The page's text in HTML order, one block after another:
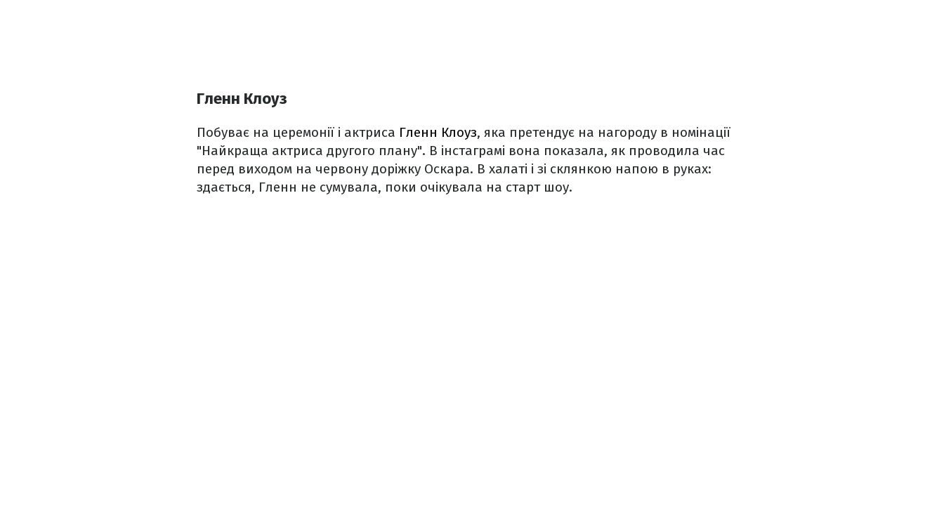
Гленн Клоуз
Побуває на церемонії і актриса Гленн Клоуз, яка претендує на нагороду в номінації
"Найкраща актриса другого плану". В інстаграмі вона показала, як проводила час
перед виходом на червону доріжку Оскара. В халаті і зі склянкою напою в руках:
здається, Гленн не сумувала, поки очікувала на старт шоу.